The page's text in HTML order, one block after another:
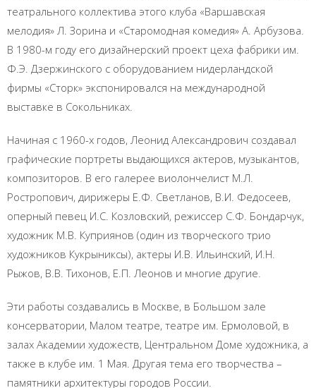
театрального коллектива этого клуба «Варшавская
мелодия» Л. Зорина и «Старомодная комедия» А. Арбузова.
В 1980-м году его дизайнерский проект цеха фабрики им.
Ф.Э. Дзержинского с оборудованием нидерландской
фирмы «Сторк» экспонировался на международной
выставке в Сокольниках.
Начиная с 1960-х годов, Леонид Александрович создавал
графические портреты выдающихся актеров, музыкантов,
композиторов. В его галерее виолончелист М.Л.
Ростропович, дирижеры Е.Ф. Светланов, В.И. Федосеев,
оперный певец И.С. Козловский, режиссер С.Ф. Бондарчук,
художник М.В. Куприянов (один из творческого трио
художников Кукрыниксы), актеры И.В. Ильинский, И.Н.
Рыжов, В.В. Тихонов, Е.П. Леонов и многие другие.
Эти работы создавались в Москве, в Большом зале
консерватории, Малом театре, театре им. Ермоловой, в
залах Академии художеств, Центральном Доме художника, а
также в клубе им. 1 Мая. Другая тема его творчества –
памятники архитектуры городов России.